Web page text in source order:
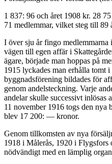
1 837: 96 och året 1908 kr. 28
71 medlemmar, vilket steg till 89
I över sju år fingo medlemmarna
vägen till egen affär i
ägare, började man hoppas på
1915 lyckades man erhålla tomt
byggnadsförening bildades för
genom andelsteckning. Varje
andelar skulle successivt inlösas
11 november 1916 togs den nya
blev 17 200: — kronor.
Genom tillkomsten av nya
1918 i Målerås, 1920 i Flygsfors
nödvändigt med en lämplig